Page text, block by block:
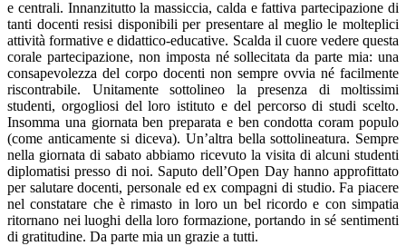
e centrali. Innanzitutto la massiccia, calda e fattiva partecipazione di
tanti docenti resisi disponibili per presentare al meglio le molteplici
attività formative e didattico-educative. Scalda il cuore vedere questa
corale partecipazione, non imposta né sollecitata da parte mia: una
consapevolezza del corpo docenti non sempre ovvia né facilmente
riscontrabile. Unitamente sottolineo la presenza di moltissimi
studenti, orgogliosi del loro istituto e del percorso di studi scelto.
Insomma una giornata ben preparata e ben condotta coram populo
(come anticamente si diceva). Un’altra bella sottolineatura. Sempre
nella giornata di sabato abbiamo ricevuto la visita di alcuni studenti
diplomatisi presso di noi. Saputo dell’Open Day hanno approfittato
per salutare docenti, personale ed ex compagni di studio. Fa piacere
nel constatare che è rimasto in loro un bel ricordo e con simpatia
ritornano nei luoghi della loro formazione, portando in sé sentimenti
di gratitudine. Da parte mia un grazie a tutti.